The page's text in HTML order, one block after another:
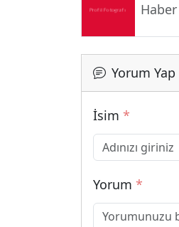
Yorum Yap
İsim *
Yorum *